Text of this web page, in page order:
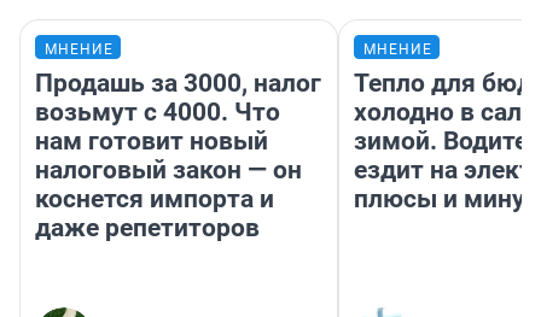
МНЕНИЕ
Продашь за 3000, налог
возьмут с 4000. Что
нам готовит новый
налоговый закон — он
коснется импорта и
даже репетиторов
МНЕНИЕ
Тепло для
холодно в
зимой.
ездит на
плюсы и